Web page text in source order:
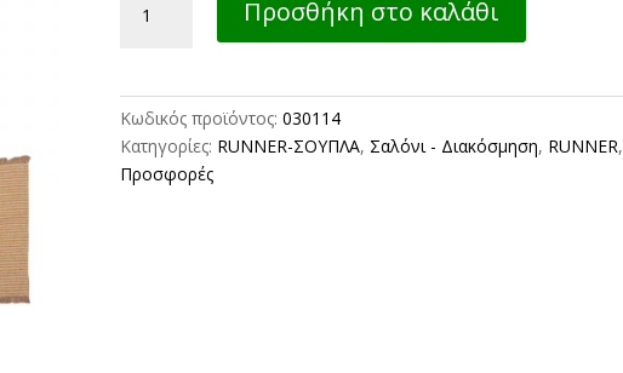
LANDER
Προσθήκη στο καλάθι
Κωδικός προϊόντος: 030114
Κατηγορίες: RUNNER-ΣΟΥΠΛΑ, Σαλόνι - Διακόσμηση, RUNNER,
Προσφορές